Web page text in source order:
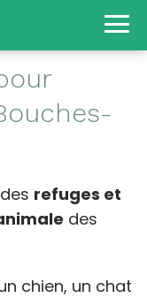
refuges et
des
chien, un chat